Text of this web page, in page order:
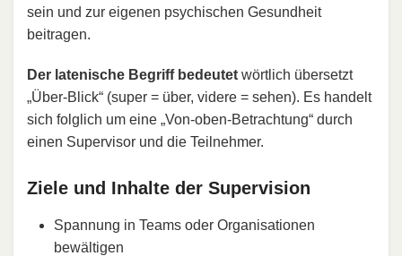
sein und zur eigenen psychischen Gesundheit
beitragen.
Der latenische Begriff bedeutet wörtlich übersetzt
„Über-Blick“ (super = über, videre = sehen). Es handelt
sich folglich um eine „Von-oben-Betrachtung“ durch
einen Supervisor und die Teilnehmer.
Ziele und Inhalte der Supervision
Spannung in Teams oder Organisationen
bewältigen